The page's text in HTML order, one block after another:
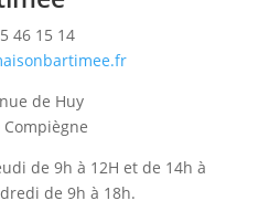
46 15 14
de Huy
Compiègne
de 9h à 12H et de 14h à
de 9h à 18h.